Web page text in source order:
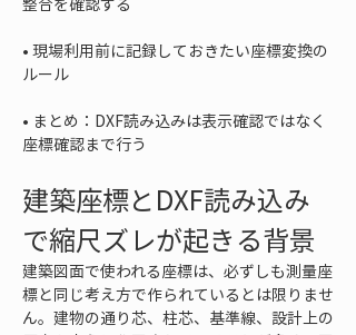
• 現場利用前に記録しておきたい座標変換の
• まとめ：DXF読み込みは表示確認ではなく
座標確認まで行う
建築座標とDXF読み込み
で縮尺ズレが起きる背景
建築図面で使われる座標は、必ずしも測量座
標と同じ考え方で作られているとは限りませ
ん。建物の通り芯、柱芯、基準線、設計上の